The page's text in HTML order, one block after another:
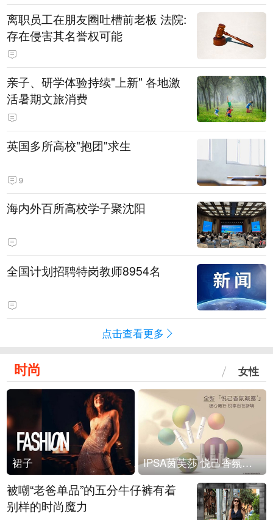
离职员工在朋友圈吐槽前老板 法院:
存在侵害其名誉权可能
亲子、研学体验持续"上新" 各地激
活暑期文旅消费
英国多所高校"抱团"求生
9
海内外百所高校学子聚沈阳
全国计划招聘特岗教师8954名
点击查看更多
时尚 女性
裙子 IPSA茵芙莎 悦己香氛凝露上市
被嘲“老爸单品”的五分牛仔裤有着
别样的时尚魔力